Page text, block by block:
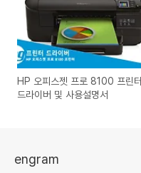
HP 오피스젯 프로 8100 프린터
드라이버 및 사용설명서
engram